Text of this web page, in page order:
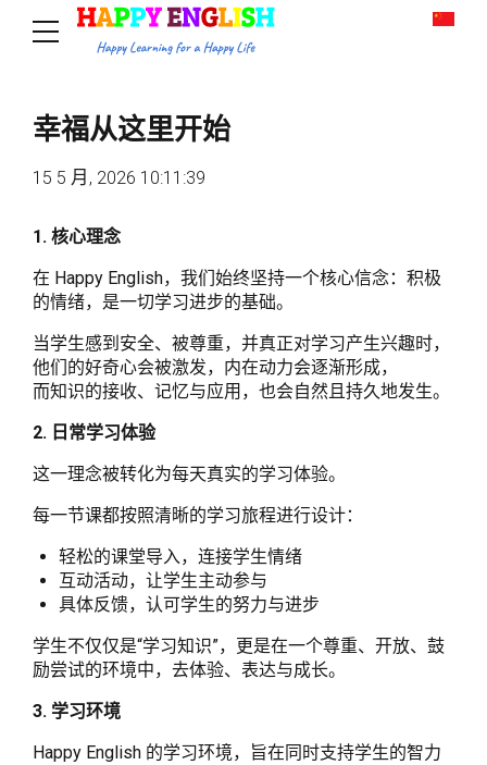
幸福从这里开始
15 5 月, 2026 10:11:39
1. 核心理念
在 Happy English，我们始终坚持一个核心信念：积极
的情绪，是一切学习进步的基础。
当学生感到安全、被尊重，并真正对学习产生兴趣时，
他们的好奇心会被激发，内在动力会逐渐形成，
而知识的接收、记忆与应用，也会自然且持久地发生。
2. 日常学习体验
这一理念被转化为每天真实的学习体验。
每一节课都按照清晰的学习旅程进行设计：
轻松的课堂导入，连接学生情绪
互动活动，让学生主动参与
具体反馈，认可学生的努力与进步
学生不仅仅是“学习知识”，更是在一个尊重、开放、鼓
励尝试的环境中，去体验、表达与成长。
3. 学习环境
Happy English 的学习环境，旨在同时支持学生的智力